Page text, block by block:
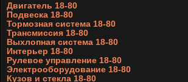
Двигатель 18-80
Подвеска 18-80
Тормозная система 18-80
Трансмиссия 18-80
Выхлопная система 18-80
Интерьер 18-80
Рулевое управление 18-80
Электрооборудование 18-80
Кузов и стекла 18-80